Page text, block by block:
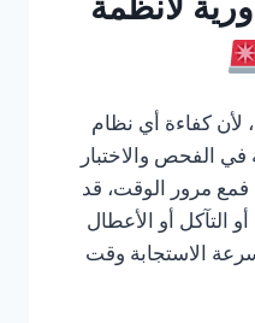
لأنظمة
لأن كفاءة أي نظام
في الفحص والاختبار
فمع مرور الوقت، قد
التآكل أو الأعطال
الاستجابة وقت